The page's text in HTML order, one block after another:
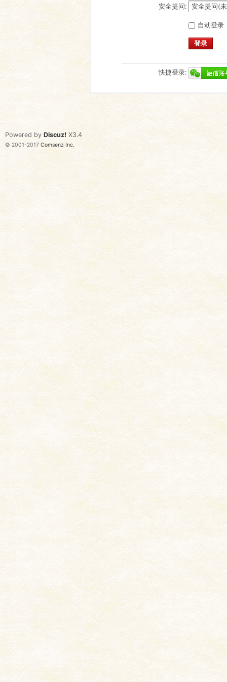
安全提问:
自动登录
登录
快捷登录:
Powered by Discuz! X3.4
© 2001-2017 Comsenz Inc.